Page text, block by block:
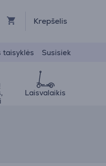
Krepšelis
taisyklės Susisiek
Laisvalaikis